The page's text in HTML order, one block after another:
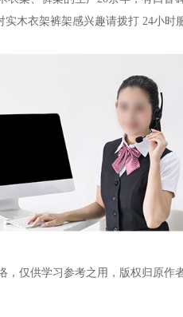
实木衣架裤架感兴趣请拨打 24小时
，仅供学习参考之用，版权归原作